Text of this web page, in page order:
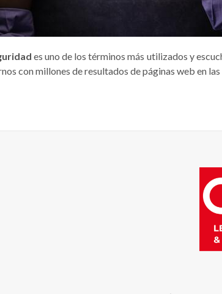
es uno de los términos más utilizados y
con millones de resultados de páginas web en